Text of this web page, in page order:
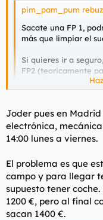
pim_pam_pum
Sacate una FP 1,
más que limpiar el
Si quieres ir a
FP2 (teoricamente
bachillerato pero es
por separado, es
Con una
fácilmente
En la construcción
pero claro
Rambo acabarás
¿Dónde? Donde yo
a 8 horas no me
Joder pues en
electrónica,
14:00 lunes a viernes.
El problema es que
campo y para llegar
supuesto tener
1200 €, pero al final
sacan 1400 €.